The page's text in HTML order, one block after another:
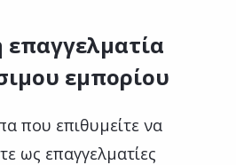
εμπορίου
που επιθυμείτε να
ως επαγγελματίες